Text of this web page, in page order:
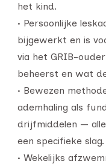
het kind.
• Persoonlijke
bijgewerkt en is
via het GRIB-
beheerst en wat
• Bewezen
ademhaling als
drijfmiddelen —
een specifieke slag.
• Wekelijks